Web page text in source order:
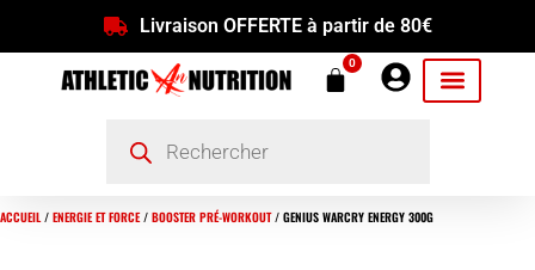
Livraison OFFERTE à partir de 80€
0
ACCUEIL/ ENERGIE ET FORCE/ BOOSTER PRÉ-WORKOUT/ GENIUS WARCRY ENERGY 300G